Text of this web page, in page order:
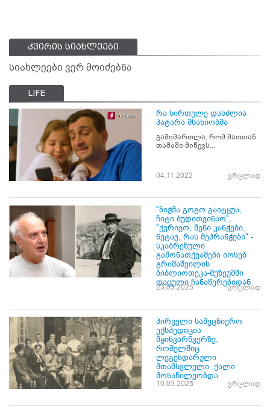
კვირის სიახლეები
სიახლეები ვერ მოიძებნა
LIFE
რა სირთულე დასძლია
პატარა მსახიობმა
გამიმართლა, რომ მათთან
თამაში მიწევს...
04.11.2022 ვრცლად
"ბიჭმა გოგო გაიტყუა,
ჩიტი ბუდითვინაო",
"ქვრივო, შენი კანჭები,
ნეტავ, რას მეპრანჭები" -
სკაბრეზული
გამონათქვამები იოსებ
გრიშაშვილის
ბიბლიოთეკა-მუზეუმში
დაცული ჩანაწერებიდან
23.03.2025 ვრცლად
პირველი სამეცნიერო
ექსპედიცია
მყინვარწვერზე,
რომელშიც
ლეგენდარული
მთამსვლელი ქალი
მონაწილეობდა
10.03.2025 ვრცლად